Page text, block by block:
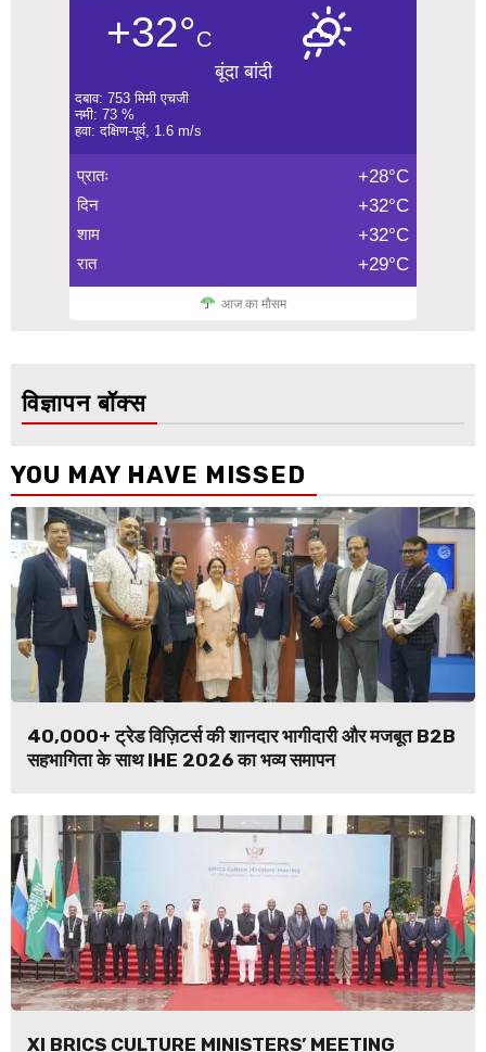
+32°C
बूंदा बांदी
दबाव: 753 मिमी एचजी
नमी: 73 %
हवा: दक्षिण-पूर्व, 1.6 m/s
प्रातः +28°C
दिन +32°C
शाम +32°C
रात +29°C
आज का मौसम
विज्ञापन बॉक्स
YOU MAY HAVE MISSED
40,000+ ट्रेड विज़िटर्स की शानदार भागीदारी और मजबूत B2B
सहभागिता के साथ IHE 2026 का भव्य समापन
XI BRICS CULTURE MINISTERS’ MEETING